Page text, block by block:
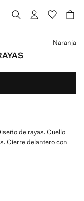
Naranja
de rayas. Cuello
Cierre delantero con